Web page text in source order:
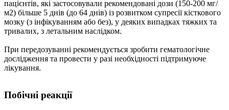
пацієнтів, які застосовували рекомендовані дози (150-200 мг/
м2) більше 5 днів (до 64 днів) із розвитком супресії кісткового
мозку (з інфікуванням або без), у деяких випадках тяжких та
тривалих, з летальним наслідком.
При передозуванні рекомендується зробити гематологічне
дослідження та провести у разі необхідності підтримуюче
лікування.
Побічні реакції